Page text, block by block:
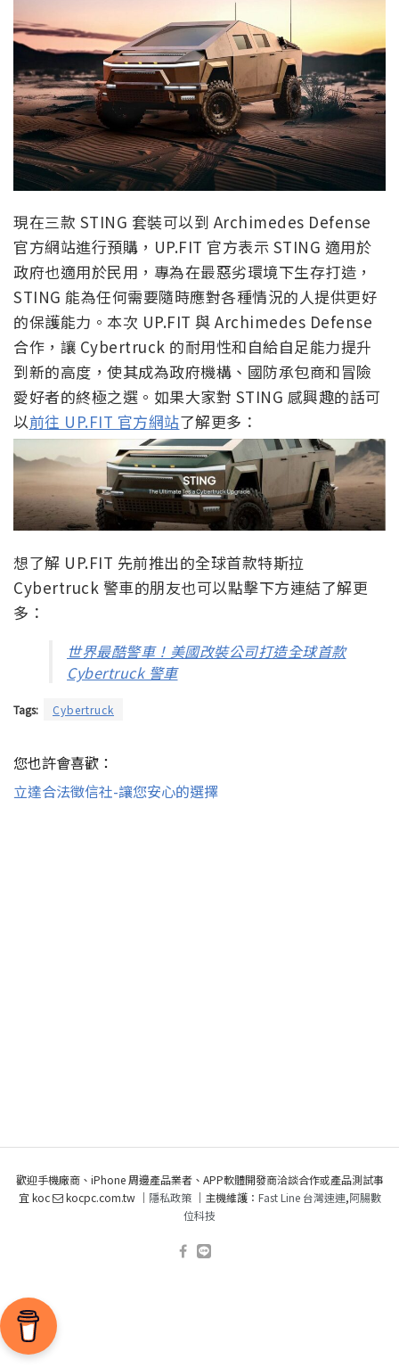
現在三款 STING 套裝可以到 Archimedes Defense
官方網站進行預購，UP.FIT 官方表示 STING 適用於
政府也適用於民用，專為在最惡劣環境下生存打造，
STING 能為任何需要隨時應對各種情況的人提供更好
的保護能力。本次 UP.FIT 與 Archimedes Defense
合作，讓 Cybertruck 的耐用性和自給自足能力提升
到新的高度，使其成為政府機構、國防承包商和冒險
愛好者的終極之選。如果大家對 STING 感興趣的話可
以前往 UP.FIT 官方網站了解更多：
想了解 UP.FIT 先前推出的全球首款特斯拉
Cybertruck 警車的朋友也可以點擊下方連結了解更
多：
世界最酷警車！美國改裝公司打造全球首款
Cybertruck 警車
Tags: Cybertruck
您也許會喜歡：
立達合法徵信社-讓您安心的選擇
歡迎手機廠商、iPhone 周邊產品業者、APP軟體開發商洽談合作或產品測試事
宜 koc
kocpc.com.tw ｜ 隱私政策｜主機維護： Fast Line 台灣速連,阿腸數
位科技